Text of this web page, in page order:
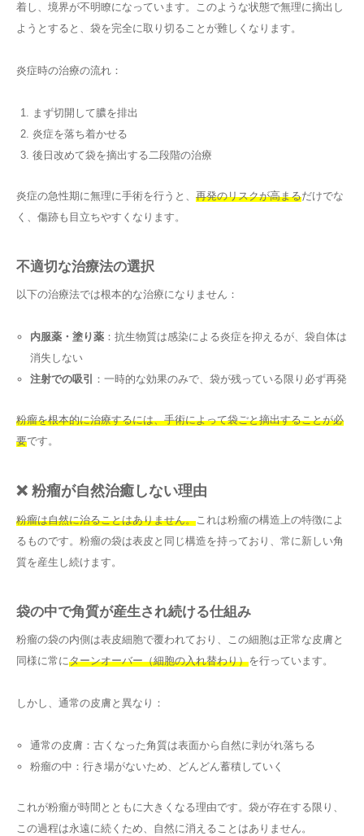
着し、境界が不明瞭になっています。このような状態で無理に摘出し
ようとすると、袋を完全に取り切ることが難しくなります。
炎症時の治療の流れ：
まず切開して膿を排出
炎症を落ち着かせる
後日改めて袋を摘出する二段階の治療
炎症の急性期に無理に手術を行うと、 再発のリスクが高まるだけでな
く、傷跡も目立ちやすくなります。
不適切な治療法の選択
以下の治療法では根本的な治療になりません：
内服薬・塗り薬：抗生物質は感染による炎症を抑えるが、袋自体は
消失しない
注射での吸引
：一時的な効果のみで、袋が残っている限り必ず再発
粉瘤を根本的に治療するには、手術によって袋ごと摘出することが必
要です。
❌ 粉瘤が自然治癒しない理由
粉瘤は自然に治ることはありません。これは粉瘤の構造上の特徴によ
るものです。粉瘤の袋は表皮と同じ構造を持っており、常に新しい角
質を産生し続けます。
袋の中で角質が産生され続ける仕組み
粉瘤の袋の内側は表皮細胞で覆われており、この細胞は正常な皮膚と
同様に常にターンオーバー（細胞の入れ替わり）を行っています。
しかし、通常の皮膚と異なり：
通常の皮膚：古くなった角質は表面から自然に剥がれ落ちる
粉瘤の中：行き場がないため、どんどん蓄積していく
これが粉瘤が時間とともに大きくなる理由です。袋が存在する限り、
この過程は永遠に続くため、自然に消えることはありません。